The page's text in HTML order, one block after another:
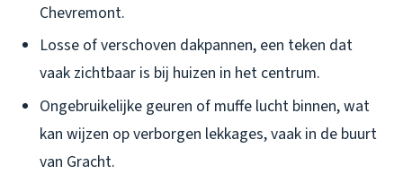
Chevremont.
Losse of verschoven dakpannen, een teken dat
vaak zichtbaar is bij huizen in het centrum.
Ongebruikelijke geuren of muffe lucht binnen, wat
kan wijzen op verborgen lekkages, vaak in de buurt
van Gracht.